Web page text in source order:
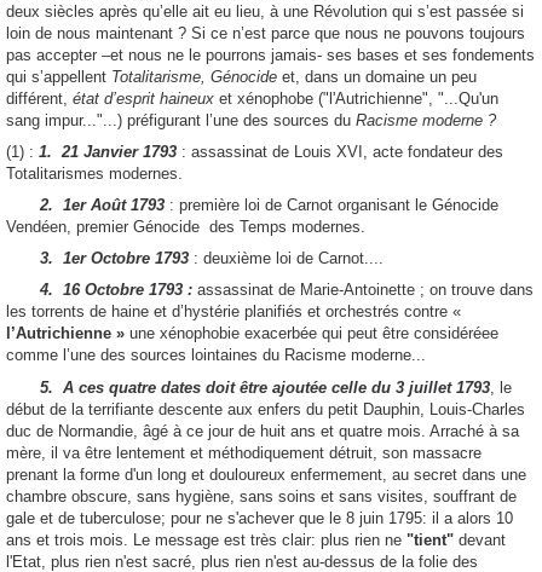
deux siècles après qu’elle ait eu lieu, à une Révolution qui s’est passée si
loin de nous maintenant ? Si ce n’est parce que nous ne pouvons toujours
pas accepter –et nous ne le pourrons jamais- ses bases et ses fondements
qui s’appellent Totalitarisme, Génocide et, dans un domaine un peu
différent, état d’esprit haineux et xénophobe ("l'Autrichienne", "...Qu'un
sang impur..."...) préfigurant l’une des sources du Racisme moderne ?
(1) : 1. 21 Janvier 1793 : assassinat de Louis XVI, acte fondateur des
Totalitarismes modernes.
2. 1er Août 1793 : première loi de Carnot organisant le Génocide
Vendéen, premier Génocide des Temps modernes.
3. 1er Octobre 1793 : deuxième loi de Carnot....
4. 16 Octobre 1793 : assassinat de Marie-Antoinette ; on trouve dans
les torrents de haine et d’hystérie planifiés et orchestrés contre «
l’Autrichienne » une xénophobie exacerbée qui peut être considéréee
comme l’une des sources lointaines du Racisme moderne...
5. A ces quatre dates doit être ajoutée celle du 3 juillet 1793 , le
début de la terrifiante descente aux enfers du petit Dauphin, Louis-Charles
duc de Normandie, âgé à ce jour de huit ans et quatre mois. Arraché à sa
mère, il va être lentement et méthodiquement détruit, son massacre
prenant la forme d'un long et douloureux enfermement, au secret dans une
chambre obscure, sans hygiène, sans soins et sans visites, souffrant de
gale et de tuberculose; pour ne s'achever que le 8 juin 1795: il a alors 10
ans et trois mois. Le message est très clair: plus rien ne "tient" devant
l'Etat, plus rien n'est sacré, plus rien n'est au-dessus de la folie des